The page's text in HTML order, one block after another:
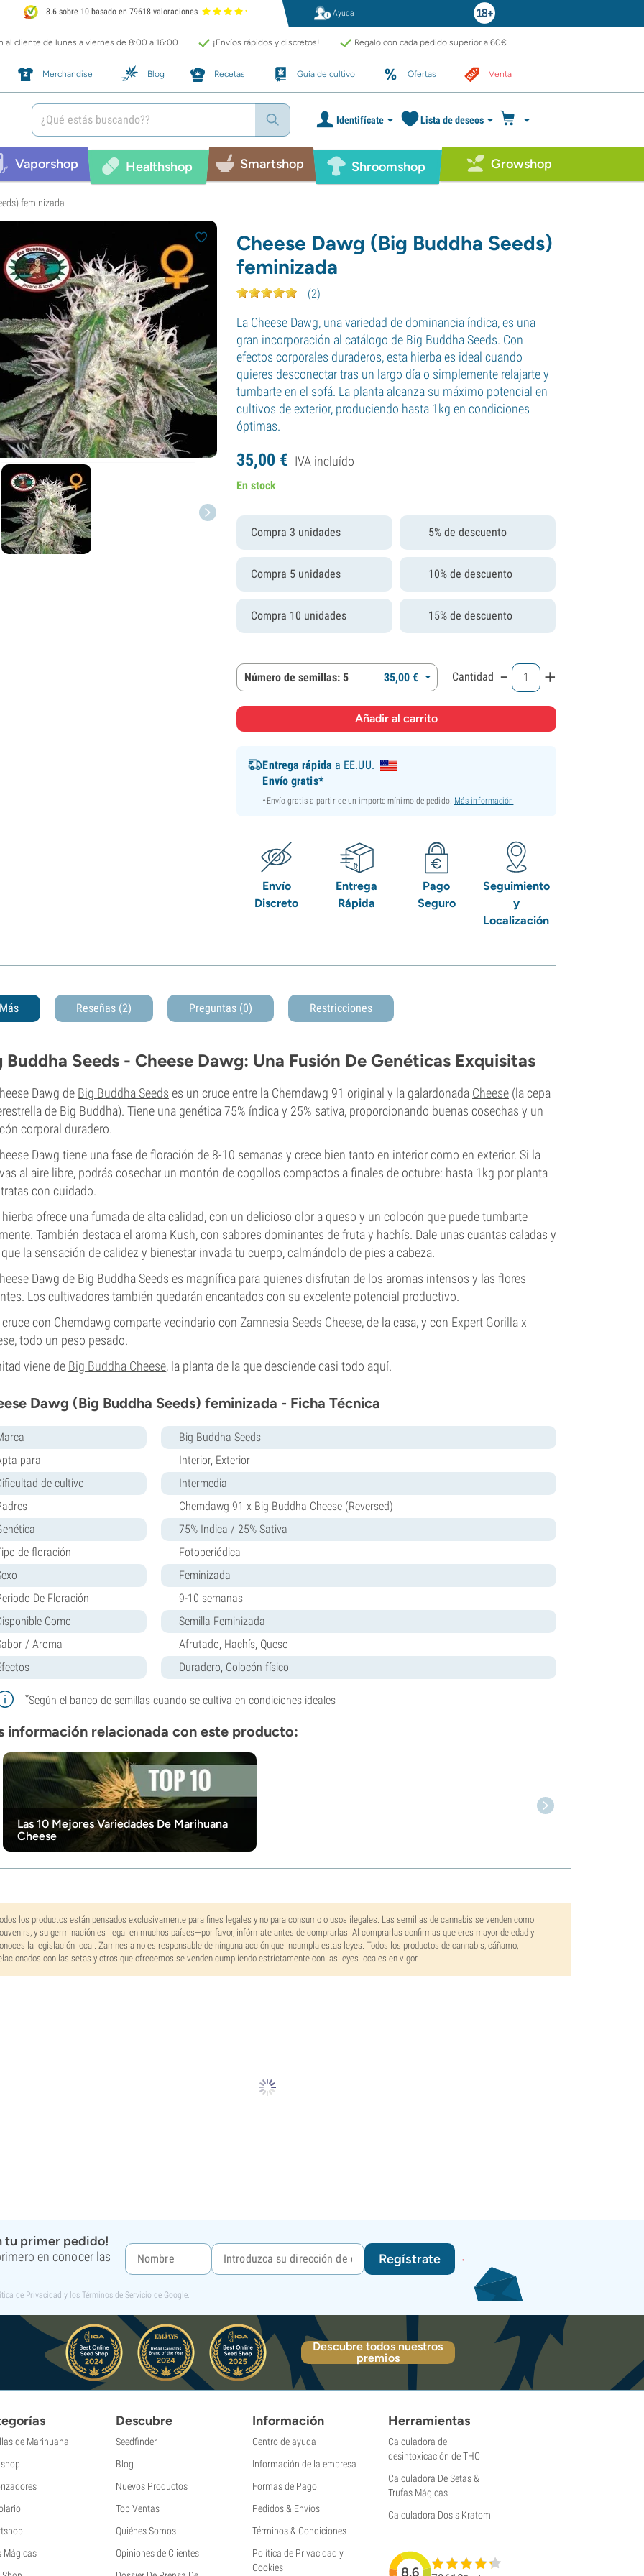
8.6 sobre 10 basado en 79618 valoraciones Ayuda
al cliente de lunes a viernes de 8:00 a 16:00 ¡Envíos rápidos y discretos! Regalo con cada pedido superior a 60€
Merchandise Blog Recetas Guía de cultivo Ofertas Venta
Identifícate Lista de deseos
Vaporshop Healthshop Smartshop Shroomshop Growshop
feminizada
Cheese Dawg (Big Buddha Seeds)
feminizada
(2)
La Cheese Dawg, una variedad de dominancia índica, es una
gran incorporación al catálogo de Big Buddha Seeds. Con
efectos corporales duraderos, esta hierba es ideal cuando
quieres desconectar tras un largo día o simplemente relajarte y
tumbarte en el sofá. La planta alcanza su máximo potencial en
cultivos de exterior, produciendo hasta 1kg en condiciones
óptimas.
35,00 € IVA incluído
En stock
Compra 3 unidades 5% de descuento
Compra 5 unidades 10% de descuento
Compra 10 unidades 15% de descuento
Número de semillas: 5 35,00 € Cantidad - +
Entrega rápida a EE.UU.
Envío gratis*
*Envío gratis a partir de un importe mínimo de pedido. Más información
Envío
Discreto
Entrega
Rápida
Pago
Seguro
Seguimiento
y
Localización
Más Reseñas (2) Preguntas (0) Restricciones
Buddha Seeds - Cheese Dawg: Una Fusión De Genéticas Exquisitas
Dawg de Big Buddha Seeds es un cruce entre la Chemdawg 91 original y la galardonada Cheese (la cepa
de Big Buddha). Tiene una genética 75% índica y 25% sativa, proporcionando buenas cosechas y un
corporal duradero.
Dawg tiene una fase de floración de 8-10 semanas y crece bien tanto en interior como en exterior. Si la
al aire libre, podrás cosechar un montón de cogollos compactos a finales de octubre: hasta 1kg por planta
con cuidado.
hierba ofrece una fumada de alta calidad, con un delicioso olor a queso y un colocón que puede tumbarte
También destaca el aroma Kush, con sabores dominantes de fruta y hachís. Dale unas cuantas caladas y
la sensación de calidez y bienestar invada tu cuerpo, calmándolo de pies a cabeza.
Dawg de Big Buddha Seeds es magnífica para quienes disfrutan de los aromas intensos y las flores
Los cultivadores también quedarán encantados con su excelente potencial productivo.
cruce con Chemdawg comparte vecindario con Zamnesia Seeds Cheese, de la casa, y con Expert Gorilla x
, todo un peso pesado.
viene de Big Buddha Cheese, la planta de la que desciende casi todo aquí.
Dawg (Big Buddha Seeds) feminizada - Ficha Técnica
Big Buddha Seeds
para
Interior, Exterior
de cultivo
Intermedia
Chemdawg 91 x Big Buddha Cheese (Reversed)
75% Indica / 25% Sativa
de floración
Fotoperiódica
Feminizada
De Floración
9-10 semanas
Como
Semilla Feminizada
/ Aroma
Afrutado, Hachís, Queso
Duradero, Colocón físico
*Según el banco de semillas cuando se cultiva en condiciones ideales
información relacionada con este producto:
Las 10 Mejores Variedades De Marihuana
Cheese
los productos están pensados exclusivamente para fines legales y no para consumo o usos ilegales. Las semillas de cannabis se venden como
y su germinación es ilegal en muchos países—por favor, infórmate antes de comprarlas. Al comprarlas confirmas que eres mayor de edad y
la legislación local. Zamnesia no es responsable de ninguna acción que incumpla estas leyes. Todos los productos de cannabis, cáñamo,
con las setas y otros que ofrecemos se venden cumpliendo estrictamente con las leyes locales en vigor.
tu primer pedido!
en conocer las
Regístrate
de Privacidad y los Términos de Servicio de Google.
Descubre todos nuestros
premios
de Marihuana
Mágicas
Descubre
Seedfinder
Blog
Nuevos Productos
Top Ventas
Quiénes Somos
Opiniones de Clientes
Información
Centro de ayuda
Información de la empresa
Formas de Pago
Pedidos & Envíos
Términos & Condiciones
Política de Privacidad y
Cookies
Herramientas
Calculadora de
desintoxicación de THC
Calculadora De Setas &
Trufas Mágicas
Calculadora Dosis Kratom
8.6